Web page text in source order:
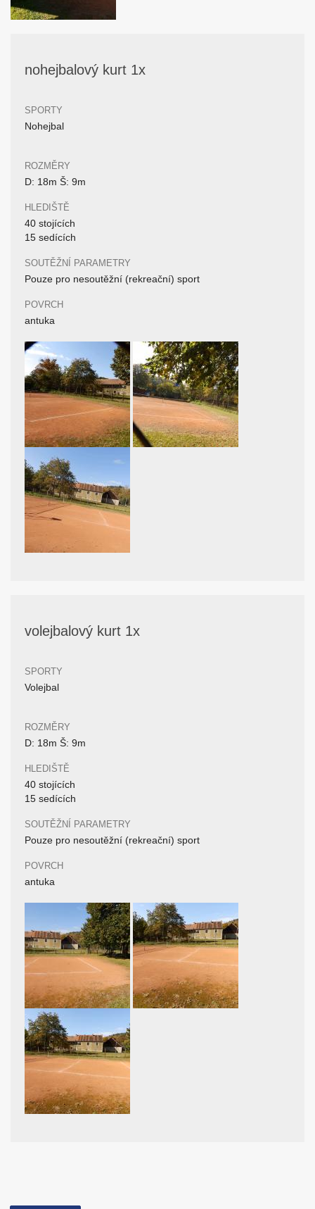
nohejbalový kurt 1x
SPORTY
Nohejbal
ROZMĚRY
D: 18m Š: 9m
HLEDIŠTĚ
40 stojících
15 sedících
SOUTĚŽNÍ PARAMETRY
Pouze pro nesoutěžní (rekreační) sport
POVRCH
antuka
volejbalový kurt 1x
SPORTY
Volejbal
ROZMĚRY
D: 18m Š: 9m
HLEDIŠTĚ
40 stojících
15 sedících
SOUTĚŽNÍ PARAMETRY
Pouze pro nesoutěžní (rekreační) sport
POVRCH
antuka